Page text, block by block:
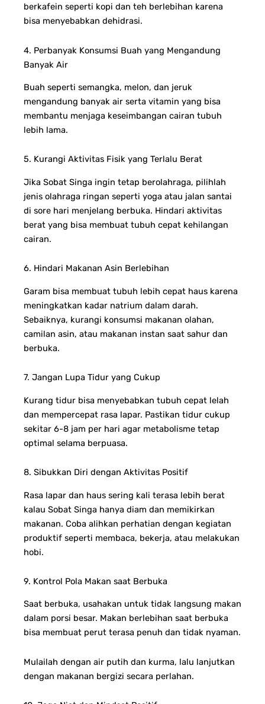
berkafein seperti kopi dan teh berlebihan karena
bisa menyebabkan dehidrasi.
4. Perbanyak Konsumsi Buah yang Mengandung
Banyak Air
Buah seperti semangka, melon, dan jeruk
mengandung banyak air serta vitamin yang bisa
membantu menjaga keseimbangan cairan tubuh
lebih lama.
5. Kurangi Aktivitas Fisik yang Terlalu Berat
Jika Sobat Singa ingin tetap berolahraga, pilihlah
jenis olahraga ringan seperti yoga atau jalan santai
di sore hari menjelang berbuka. Hindari aktivitas
berat yang bisa membuat tubuh cepat kehilangan
cairan.
6. Hindari Makanan Asin Berlebihan
Garam bisa membuat tubuh lebih cepat haus karena
meningkatkan kadar natrium dalam darah.
Sebaiknya, kurangi konsumsi makanan olahan,
camilan asin, atau makanan instan saat sahur dan
berbuka.
7. Jangan Lupa Tidur yang Cukup
Kurang tidur bisa menyebabkan tubuh cepat lelah
dan mempercepat rasa lapar. Pastikan tidur cukup
sekitar 6-8 jam per hari agar metabolisme tetap
optimal selama berpuasa.
8. Sibukkan Diri dengan Aktivitas Positif
Rasa lapar dan haus sering kali terasa lebih berat
kalau Sobat Singa hanya diam dan memikirkan
makanan. Coba alihkan perhatian dengan kegiatan
produktif seperti membaca, bekerja, atau melakukan
hobi.
9. Kontrol Pola Makan saat Berbuka
Saat berbuka, usahakan untuk tidak langsung makan
dalam porsi besar. Makan berlebihan saat berbuka
bisa membuat perut terasa penuh dan tidak nyaman.
Mulailah dengan air putih dan kurma, lalu lanjutkan
dengan makanan bergizi secara perlahan.